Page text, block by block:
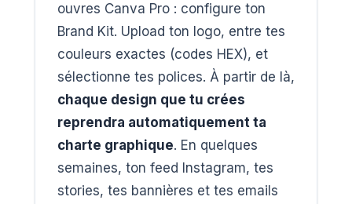
ouvres Canva Pro : configure ton
Brand Kit. Upload ton logo, entre tes
couleurs exactes (codes HEX), et
sélectionne tes polices. À partir de là,
chaque design que tu crées
reprendra automatiquement ta
charte graphique. En quelques
semaines, ton feed Instagram, tes
stories, tes bannières et tes emails